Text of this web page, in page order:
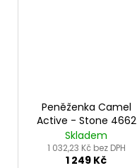
Peněženka Camel
Active - Stone 4662
Skladem
1 032,23 Kč bez DPH
1 249 Kč